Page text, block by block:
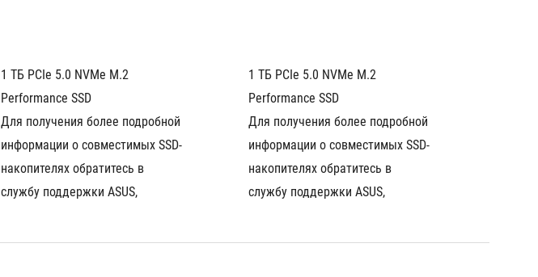
1 ТБ PCIe 5.0 NVMe M.2
Performance SSD
Для получения более подробной
информации о совместимых SSD-
накопителях обратитесь в
службу поддержки ASUS,
1 ТБ PCIe 5.0 NVMe M.2
Performance SSD
Для получения более подробной
информации о совместимых SSD-
накопителях обратитесь в
службу поддержки ASUS,